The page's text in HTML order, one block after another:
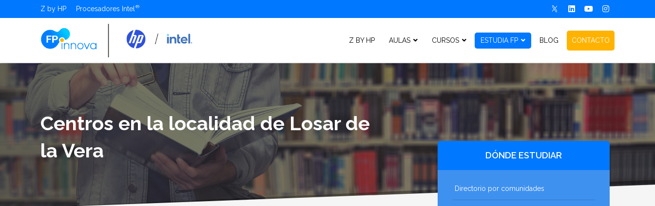
Z by HP Procesadores Intel
Z BY HP AULAS CURSOS ESTUDIA FP BLOG CONTACTO
Centros en la localidad de Losar de
la Vera
DÓNDE ESTUDIAR
Directorio por comunidades